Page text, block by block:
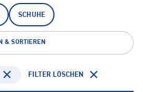
SCHUHE
& SORTIEREN
FILTER LÖSCHEN